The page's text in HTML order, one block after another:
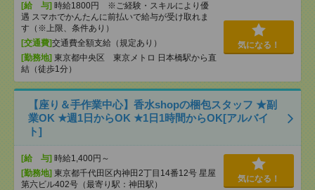
[給 与] 時給1800円 ※ご経験・スキルにより優
遇 スマホでかんたんに前払いで給与が受け取れま
す（※上限、条件あり）
[交通費]交通費全額支給（規定あり）
[勤務地] 東京都中央区 東京メトロ 日本橋駅から直
結（徒歩1分）
気になる！
【座り＆手作業中心】香水shopの梱包スタッフ ★副
業OK ★週1日からOK ★1日1時間からOK[アルバイ
ト]
[給 与] 時給1,400円～
[勤務地] 東京都千代田区内神田2丁目14番12号 星屋
第六ビル402号（最寄り駅：神田駅）
気になる！